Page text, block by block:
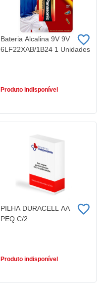
Bateria Alcalina 9V 9V
6LF22XAB/1B24 1 Unidades
Produto indisponível
PILHA DURACELL AA
PEQ.C/2
Produto indisponível